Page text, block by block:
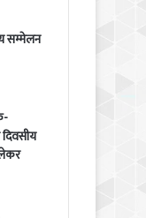
सम्मेलन